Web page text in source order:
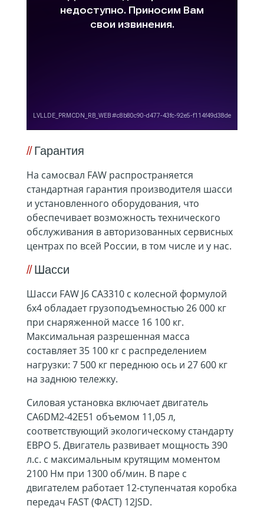
Гарантия
На самосвал FAW распространяется
стандартная гарантия производителя шасси
и установленного оборудования, что
обеспечивает возможность технического
обслуживания в авторизованных сервисных
центрах по всей России, в том числе и у нас.
Шасси
Шасси FAW J6 CA3310 с колесной формулой
6х4 обладает грузоподъемностью 26 000 кг
при снаряженной массе 16 100 кг.
Максимальная разрешенная масса
составляет 35 100 кг с распределением
нагрузки: 7 500 кг переднюю ось и 27 600 кг
на заднюю тележку.
Силовая установка включает двигатель
CA6DM2-42E51 объемом 11,05 л,
соответствующий экологическому стандарту
ЕВРО 5. Двигатель развивает мощность 390
л.с. с максимальным крутящим моментом
2100 Нм при 1300 об/мин. В паре с
двигателем работает 12-ступенчатая коробка
передач FAST (ФАСТ) 12JSD.